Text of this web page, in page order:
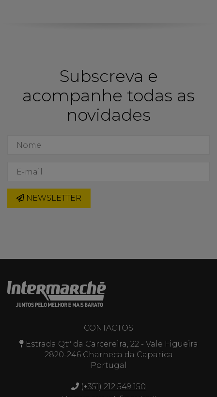
Subscreva e
acompanhe todas as
novidades
NEWSLETTER
CONTACTOS
Estrada Qtª da Carcereira, 22 - Vale Figueira
2820-246 Charneca da Caparica
Portugal
(+351) 212 549 150